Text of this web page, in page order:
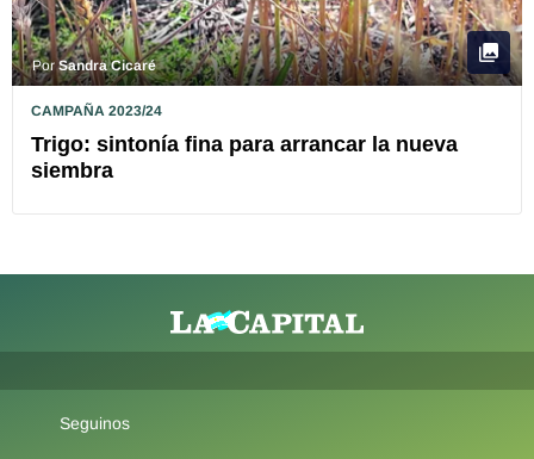
PorSandra Cicaré
CAMPAÑA 2023/24
Trigo: sintonía fina para arrancar la nueva
siembra
Seguinos